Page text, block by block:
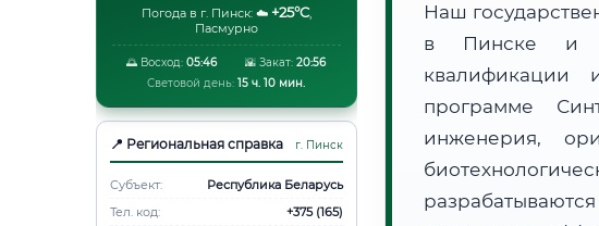
Погода в г. Пинск: ☁️ +25°C,
Пасмурно
🌅 Восход: 05:46 🌇 Закат:20:56
Световой день: 15 ч. 10 мин.
📍 Региональная справка г. Пинск
Субъект:
Республика Беларусь
Тел. код:
+375 (165)
Наш
в Пинске и
квалификации
программе
инженерия,